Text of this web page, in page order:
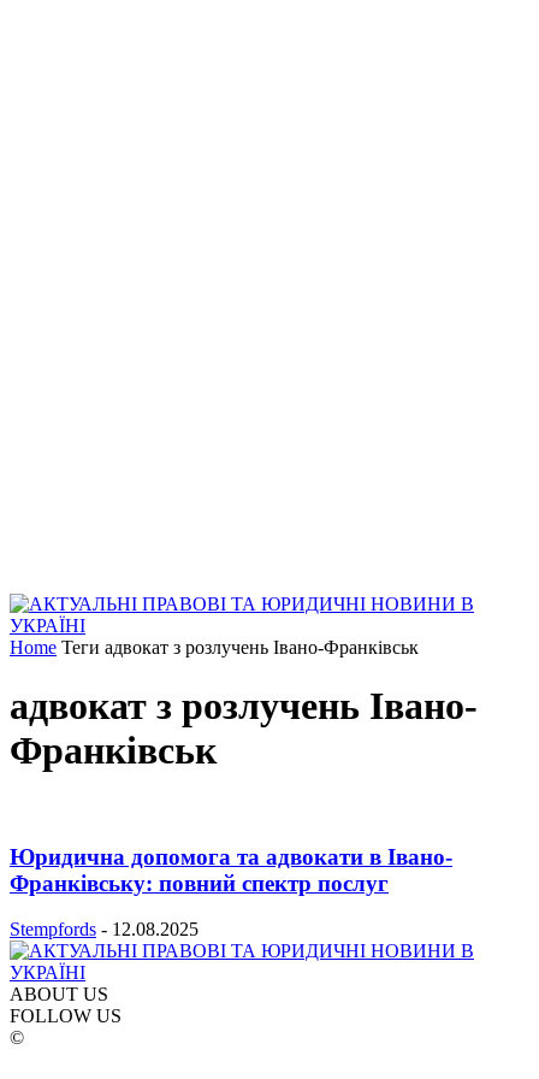
Home Теги адвокат з розлучень Івано-Франківськ
адвокат з розлучень Івано-
Франківськ
Юридична допомога та адвокати в Івано-
Франківську: повний спектр послуг
Stempfords - 12.08.2025
ABOUT US
FOLLOW US
©